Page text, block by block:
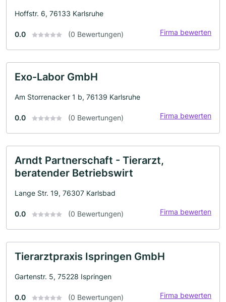
Hoffstr. 6, 76133 Karlsruhe
0.0 (0 Bewertungen) Firma bewerten
Exo-Labor GmbH
Am Storrenacker 1 b, 76139 Karlsruhe
0.0 (0 Bewertungen) Firma bewerten
Arndt Partnerschaft - Tierarzt,
beratender Betriebswirt
Lange Str. 19, 76307 Karlsbad
0.0 (0 Bewertungen) Firma bewerten
Tierarztpraxis Ispringen GmbH
Gartenstr. 5, 75228 Ispringen
0.0 (0 Bewertungen) Firma bewerten